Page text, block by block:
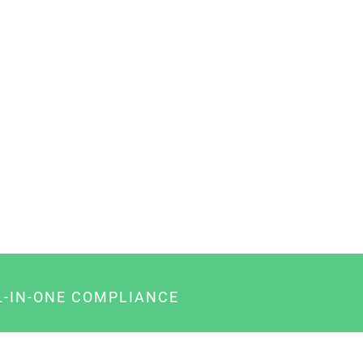
IN-ONE COMPLIANCE